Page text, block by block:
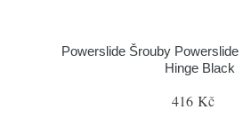
Powerslide Šrouby
Hinge Black
416 Kč